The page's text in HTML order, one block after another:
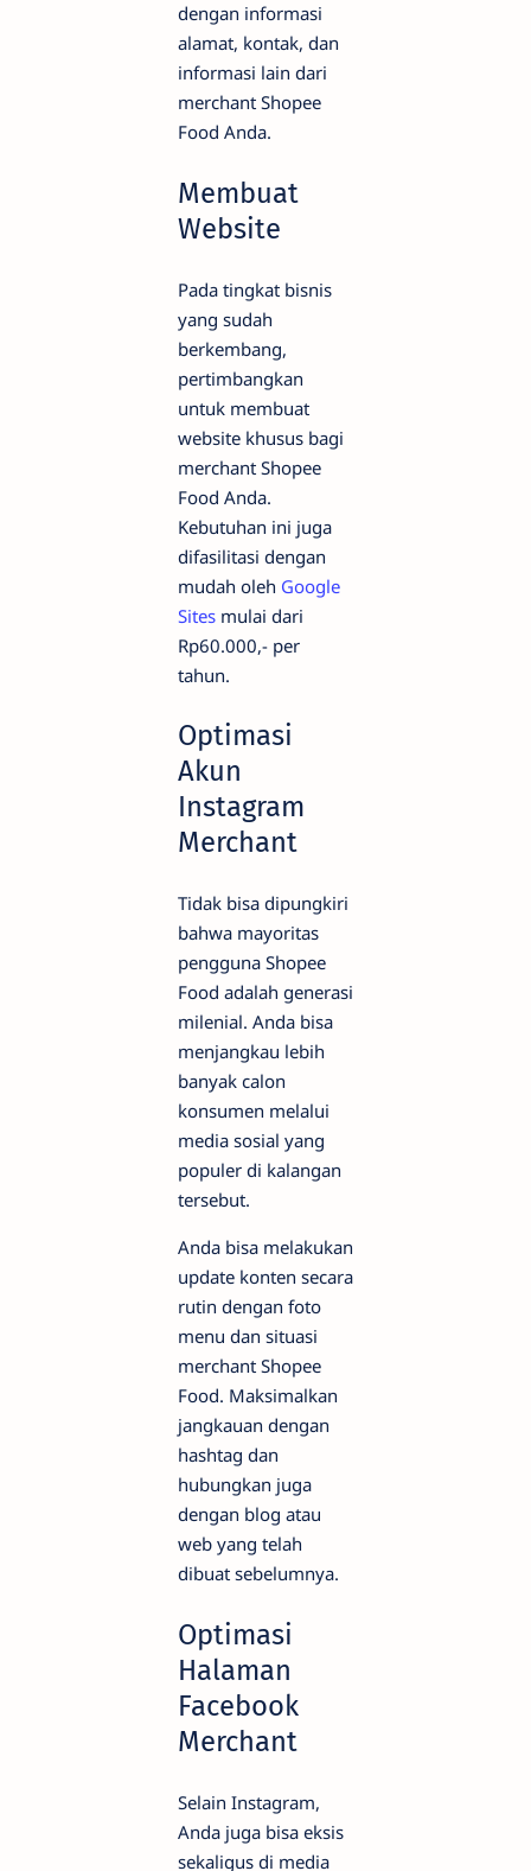
dengan informasi
alamat, kontak, dan
informasi lain dari
merchant Shopee
Food Anda.
Membuat
Website
Pada tingkat bisnis
yang sudah
berkembang,
pertimbangkan
untuk membuat
website khusus bagi
merchant Shopee
Food Anda.
Kebutuhan ini juga
difasilitasi dengan
mudah oleh Google
Sites mulai dari
Rp60.000,- per
tahun.
Optimasi
Akun
Instagram
Merchant
Tidak bisa dipungkiri
bahwa mayoritas
pengguna Shopee
Food adalah generasi
milenial. Anda bisa
menjangkau lebih
banyak calon
konsumen melalui
media sosial yang
populer di kalangan
tersebut.
Anda bisa melakukan
update konten secara
rutin dengan foto
menu dan situasi
merchant Shopee
Food. Maksimalkan
jangkauan dengan
hashtag dan
hubungkan juga
dengan blog atau
web yang telah
dibuat sebelumnya.
Optimasi
Halaman
Facebook
Merchant
Selain Instagram,
Anda juga bisa eksis
sekaligus di media